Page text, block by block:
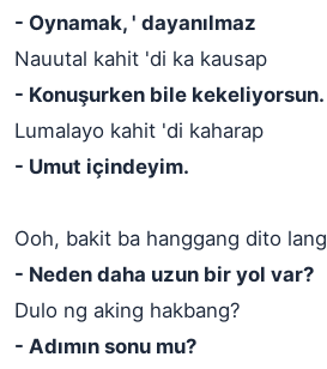
- Oynamak, ' dayanılmaz
Nauutal kahit 'di ka kausap
- Konuşurken bile kekeliyorsun.
Lumalayo kahit 'di kaharap
- Umut içindeyim.
Ooh, bakit ba hanggang dito
- Neden daha uzun bir yol var?
Dulo ng aking hakbang?
- Adımın sonu mu?